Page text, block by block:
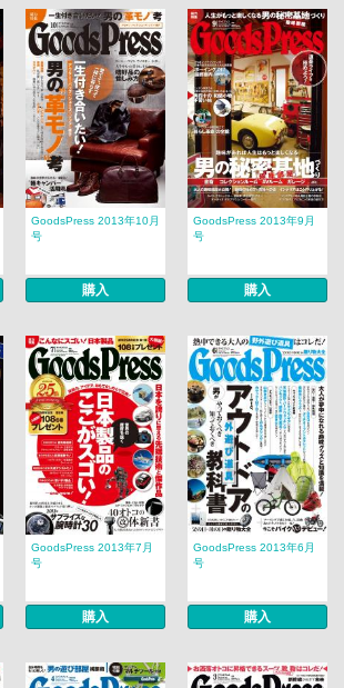
GoodsPress 2013年10月
号
購入
GoodsPress 2013年9月
号
購入
GoodsPress 2013年7月
号
購入
GoodsPress 2013年6月
号
購入